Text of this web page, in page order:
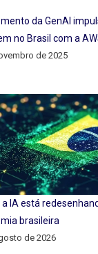
da GenAI
no Brasil com a
de 2025
a IA está
brasileira
de 2026